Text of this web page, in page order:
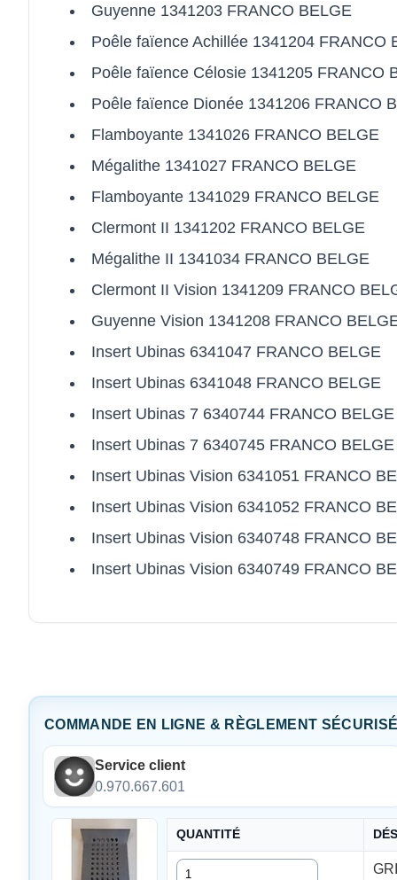
Guyenne 1341203 FRANCO BELGE
Poêle faïence Achillée 1341204 FRANCO
Poêle faïence Célosie 1341205 FRANCO
Poêle faïence Dionée 1341206 FRANCO
Flamboyante 1341026 FRANCO BELGE
Mégalithe 1341027 FRANCO BELGE
Flamboyante 1341029 FRANCO BELGE
Clermont II 1341202 FRANCO BELGE
Mégalithe II 1341034 FRANCO BELGE
Clermont II Vision 1341209 FRANCO
Guyenne Vision 1341208 FRANCO
Insert Ubinas 6341047 FRANCO BELGE
Insert Ubinas 6341048 FRANCO BELGE
Insert Ubinas 7 6340744 FRANCO BELGE
Insert Ubinas 7 6340745 FRANCO BELGE
Insert Ubinas Vision 6341051 FRANCO
Insert Ubinas Vision 6341052 FRANCO
Insert Ubinas Vision 6340748 FRANCO
Insert Ubinas Vision 6340749 FRANCO
COMMANDE EN LIGNE & RÈGLEMENT
Service client
0.970.667.601
QUANTITÉ
Quantité